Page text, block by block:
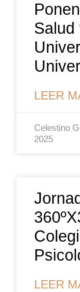
Salud
LEER
Celestino
2025
LEER